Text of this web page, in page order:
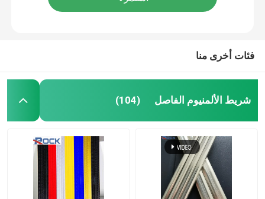
فئات أخرى منا
شريط الألمنيوم الفاصل (104)